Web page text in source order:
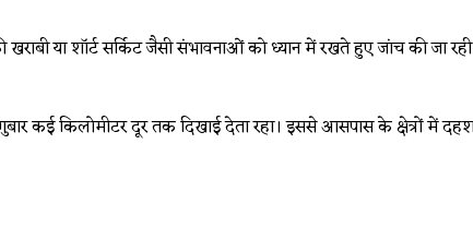
खराबी या शॉर्ट सर्किट जैसी संभावनाओं को ध्यान में रखते हुए जांच की
कई किलोमीटर दूर तक दिखाई देता रहा। इससे आसपास के क्षेत्रों में